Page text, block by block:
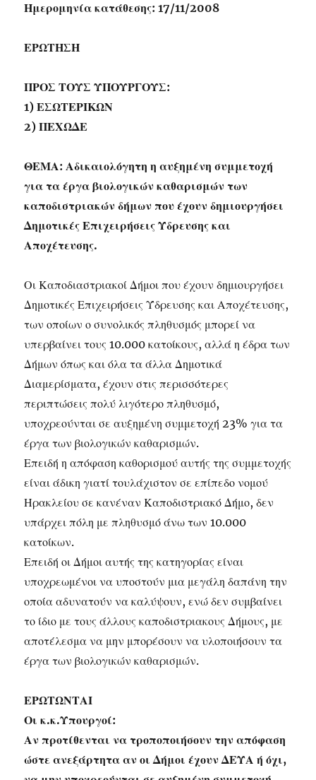
Ημερομηνία κατάθεσης: 17/11/2008
ΕΡΩΤΗΣΗ
ΠΡΟΣ ΤΟΥΣ ΥΠΟΥΡΓΟΥΣ:
1) ΕΣΩΤΕΡΙΚΩΝ
2) ΠΕΧΩΔΕ
ΘΕΜΑ: Αδικαιολόγητη η αυξημένη συμμετοχή
για τα έργα βιολογικών καθαρισμών των
καποδιστριακών δήμων που έχουν δημιουργήσει
Δημοτικές Επιχειρήσεις Ύδρευσης και
Αποχέτευσης.
Οι Καποδιαστριακοί Δήμοι που έχουν δημιουργήσει
Δημοτικές Επιχειρήσεις Ύδρευσης και Αποχέτευσης,
των οποίων ο συνολικός πληθυσμός μπορεί να
υπερβαίνει τους 10.000 κατοίκους, αλλά η έδρα των
Δήμων όπως και όλα τα άλλα Δημοτικά
Διαμερίσματα, έχουν στις περισσότερες
περιπτώσεις πολύ λιγότερο πληθυσμό,
υποχρεούνται σε αυξημένη συμμετοχή 23% για τα
έργα των βιολογικών καθαρισμών.
Επειδή η απόφαση καθορισμού αυτής της συμμετοχής
είναι άδικη γιατί τουλάχιστον σε επίπεδο νομού
Ηρακλείου σε κανέναν Καποδιστριακό Δήμο, δεν
υπάρχει πόλη με πληθυσμό άνω των 10.000
κατοίκων.
Επειδή οι Δήμοι αυτής της κατηγορίας είναι
υποχρεωμένοι να υποστούν μια μεγάλη δαπάνη την
οποία αδυνατούν να καλύψουν, ενώ δεν συμβαίνει
το ίδιο με τους άλλους καποδιστριακους Δήμους, με
αποτέλεσμα να μην μπορέσουν να υλοποιήσουν τα
έργα των βιολογικών καθαρισμών.
ΕΡΩΤΩΝΤΑΙ
Οι κ.κ.Υπουργοί:
Αν προτίθενται να τροποποιήσουν την απόφαση
ώστε ανεξάρτητα αν οι Δήμοι έχουν ΔΕΥΑ ή όχι,